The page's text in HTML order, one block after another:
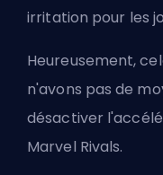
irritation pour les
Heureusement,
n'avons pas de
désactiver
Marvel Rivals.